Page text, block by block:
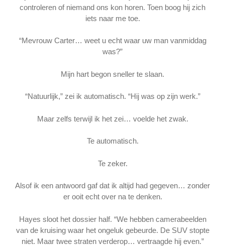
controleren of niemand ons kon horen. Toen boog hij zich
iets naar me toe.
“Mevrouw Carter… weet u echt waar uw man vanmiddag
was?”
Mijn hart begon sneller te slaan.
“Natuurlijk,” zei ik automatisch. “Hij was op zijn werk.”
Maar zelfs terwijl ik het zei… voelde het zwak.
Te automatisch.
Te zeker.
Alsof ik een antwoord gaf dat ik altijd had gegeven… zonder
er ooit echt over na te denken.
Hayes sloot het dossier half. “We hebben camerabeelden
van de kruising waar het ongeluk gebeurde. De SUV stopte
niet. Maar twee straten verderop… vertraagde hij even.”